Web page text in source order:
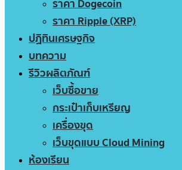
ราคา Dogecoin
ราคา Ripple (XRP)
ปฏิทินเศรษฐกิจ
บทความ
รีวิวผลิตภัณฑ์
เว็บซื้อขาย
กระเป๋าเก็บเหรียญ
เครื่องขุด
เว็บขุดแบบ Cloud Mining
ห้องเรียน